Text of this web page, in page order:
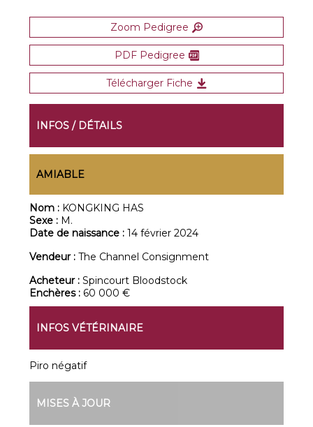
Zoom Pedigree
PDF Pedigree
Télécharger Fiche
INFOS / DÉTAILS
AMIABLE
Nom : KONGKING HAS
Sexe : M.
Date de naissance :14 février 2024
Vendeur :The Channel Consignment
Acheteur :Spincourt Bloodstock
Enchères : 60 000 €
INFOS VÉTÉRINAIRE
Piro négatif
MISES À JOUR